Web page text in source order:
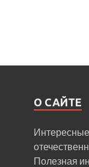
О САЙТЕ
Полезная